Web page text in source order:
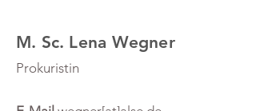
M. Sc. Lena Wegner
Prokuristin